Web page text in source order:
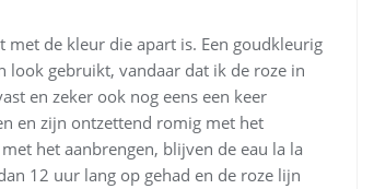
met de kleur die apart is. Een goudkleurig
gebruikt, vandaar dat ik de roze in
en zeker ook nog eens een keer
en zijn ontzettend romig met het
het aanbrengen, blijven de eau la la
12 uur lang op gehad en de roze lijn